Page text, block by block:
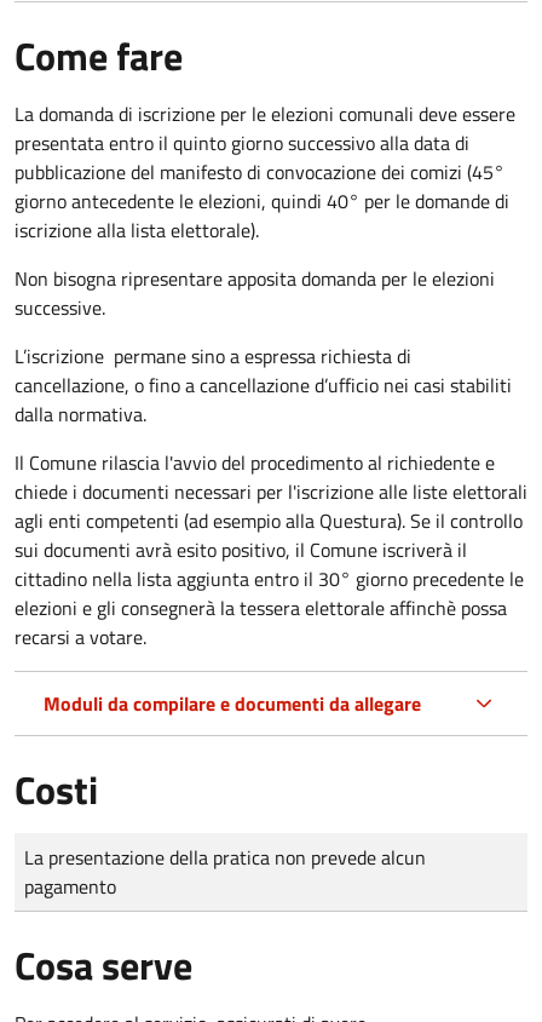
Come fare
La domanda di iscrizione per le elezioni comunali deve essere
presentata entro il quinto giorno successivo alla data di
pubblicazione del manifesto di convocazione dei comizi (45°
giorno antecedente le elezioni, quindi 40° per le domande di
iscrizione alla lista elettorale).
Non bisogna ripresentare apposita domanda per le elezioni
successive.
L’iscrizione permane sino a espressa richiesta di
cancellazione, o fino a cancellazione d’ufficio nei casi stabiliti
dalla normativa.
Il Comune rilascia l'avvio del procedimento al richiedente e
chiede i documenti necessari per l'iscrizione alle liste elettorali
agli enti competenti (ad esempio alla Questura). Se il controllo
sui documenti avrà esito positivo, il Comune iscriverà il
cittadino nella lista aggiunta entro il 30° giorno precedente le
elezioni e gli consegnerà la tessera elettorale affinchè possa
recarsi a votare.
Moduli da compilare e documenti da allegare
Costi
Tipo di pagamento
Importo
La presentazione della pratica non prevede alcun
pagamento
Cosa serve